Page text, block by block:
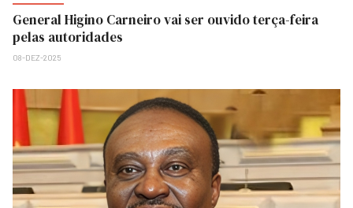
General Higino Carneiro vai ser ouvido terça-feira
pelas autoridades
08-DEZ-2025